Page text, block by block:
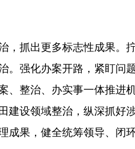
抓出更多标志性成果。
。强化办案开路，紧盯问
、整治、办实事一体推进
建设领域整治，纵深抓好
成果，健全统筹领导、闭